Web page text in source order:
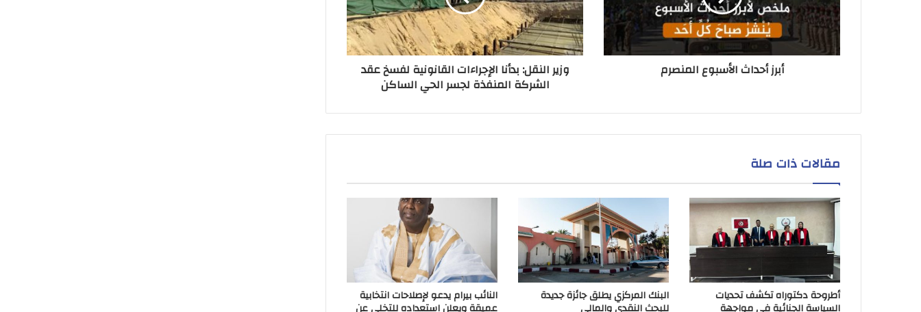
أبرز أحداث الأسبوع المنصرم وزير النقل: بدأنا الإجراءات القانونية لفسخ عقد
الشركة المنفذة لجسر الحي الساكن
مقالات ذات صلة
أطروحة دكتوراه تكشف تحديات البنك المركزي يطلق جائزة جديدة النائب بيرام يدعو لإصلاحات انتخابية